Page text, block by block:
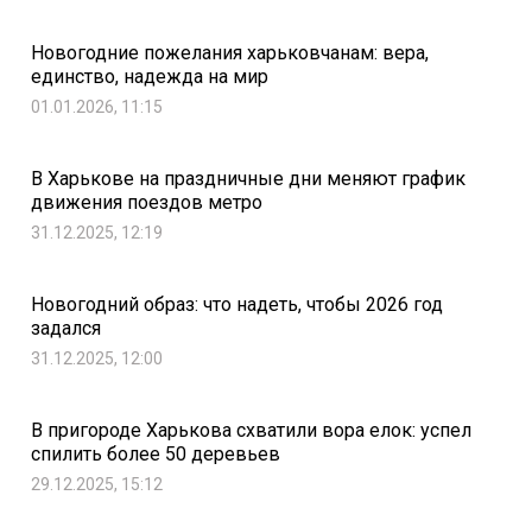
Новогодние пожелания харьковчанам: вера,
единство, надежда на мир
01.01.2026, 11:15
В Харькове на праздничные дни меняют график
движения поездов метро
31.12.2025, 12:19
Новогодний образ: что надеть, чтобы 2026 год
задался
31.12.2025, 12:00
В пригороде Харькова схватили вора елок: успел
спилить более 50 деревьев
29.12.2025, 15:12